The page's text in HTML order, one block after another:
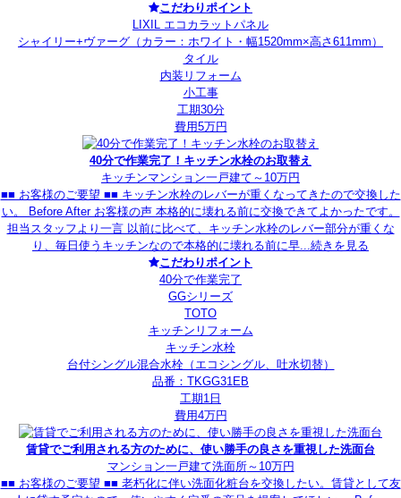
こだわりポイント
LIXIL エコカラットパネル
シャイリー+ヴァーグ（カラー：ホワイト・幅1520mm×高さ611mm）
タイル
内装リフォーム
小工事
工期30分
費用5万円
40分で作業完了！キッチン水栓のお取替え
キッチンマンション一戸建て ～10万円
■■ お客様のご要望 ■■ キッチン水栓のレバーが重くなってきたので交換した
い。 Before After お客様の声 本格的に壊れる前に交換できてよかったです。
担当スタッフより一言 以前に比べて、キッチン水栓のレバー部分が重くな
り、毎日使うキッチンなので本格的に壊れる前に早...続きを見る
こだわりポイント
40分で作業完了
GGシリーズ
TOTO
キッチンリフォーム
キッチン水栓
台付シングル混合水栓（エコシングル、吐水切替）
品番：TKGG31EB
工期1日
費用4万円
賃貸でご利用される方のために、使い勝手の良さを重視した洗面台
マンション一戸建て洗面所～10万円
■■ お客様のご要望 ■■ 老朽化に伴い洗面化粧台を交換したい。賃貸として友